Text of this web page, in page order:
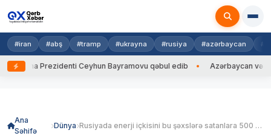
#iran #abş #tramp #ukrayna #rusiya #azərbaycan
Prezidenti Ceyhun Bayramovu qəbul edib Azərbaycan və
Ana
Səhifə
Dünya Rusiyada enerji içkisini bu şəxslərə satanlara 500 min cərimə!